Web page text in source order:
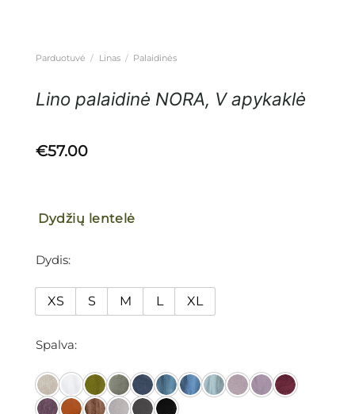
Parduotuvė / Linas / Palaidinės
Lino palaidinė NORA, V apykaklė
€57.00
Dydžių lentelė
Dydis
XS S M L XL
Spalva